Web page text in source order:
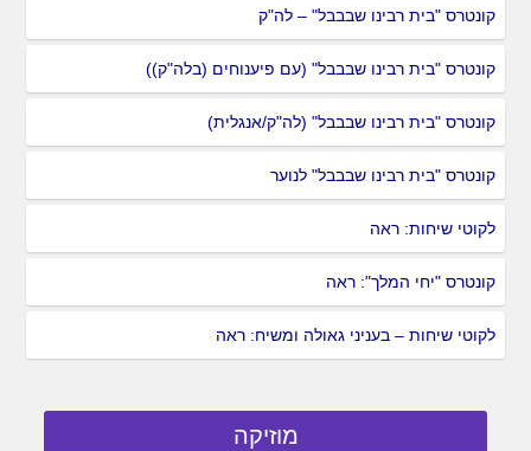
קונטרס "בית רבינו שבבבל" – לה"ק
קונטרס "בית רבינו שבבבל" (עם פיענוחים (בלה"ק))
קונטרס "בית רבינו שבבבל" (לה"ק/אנגלית)
קונטרס "בית רבינו שבבבל" לנוער
לקוטי שיחות: ראה
קונטרס "יחי המלך": ראה
לקוטי שיחות – בעניני גאולה ומשיח: ראה
מוזיקה